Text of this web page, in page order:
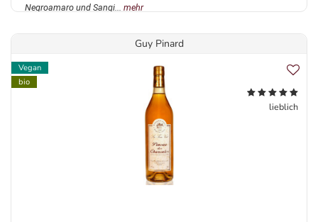
Negroamaro und Sangi... mehr
Guy Pinard
Vegan
bio
lieblich